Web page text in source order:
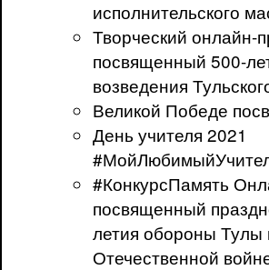
исполнительского
Творческий онлайн-
посвященный 500-
возведения
Великой Победе
День учителя 2021
#КонкурсПамять
посвященный
летия обороны Тулы
Отечественной